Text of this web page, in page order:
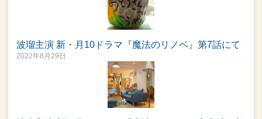
波瑠主演 新・月10ドラマ『魔法のリノベ』第7話にて
2022年8月29日